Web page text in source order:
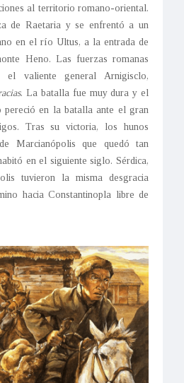
al territorio romano-oriental.
de Raetaria y se enfrentó a un
en el río Ultus, a la entrada de
Heno. Las fuerzas romanas
el valiente general Arnigisclo,
. La batalla fue muy dura y el
pereció en la batalla ante el gran
Tras su victoria, los hunos
Marcianópolis que quedó tan
en el siguiente siglo. Sérdica,
tuvieron la misma desgracia
hacia Constantinopla libre de